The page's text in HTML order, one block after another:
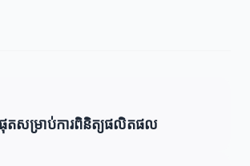
ផុតសម្រាប់ការពិនិត្យផលិតផល